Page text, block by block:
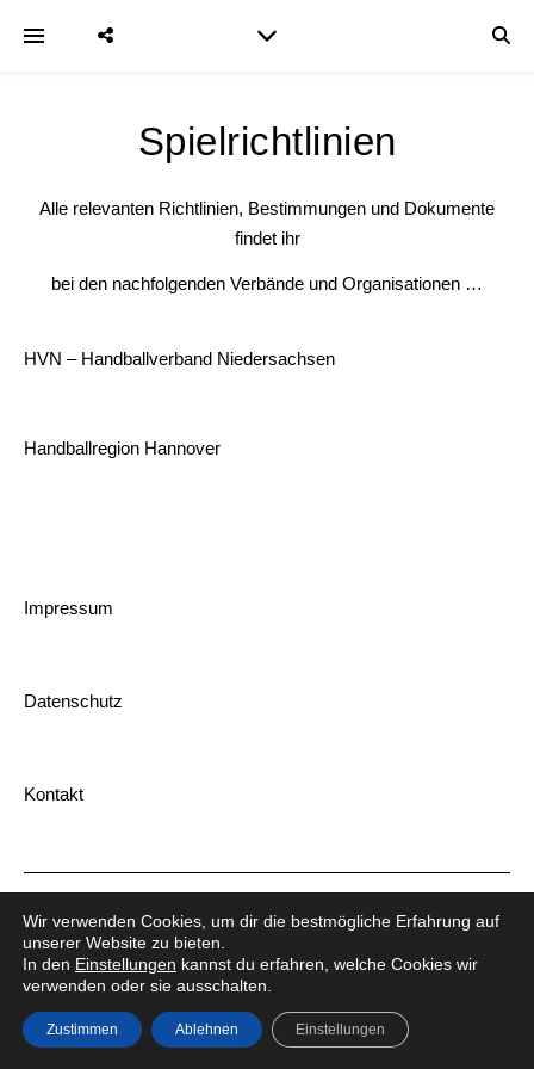
Spielrichtlinien
Alle relevanten Richtlinien, Bestimmungen und Dokumente
findet ihr
bei den nachfolgenden Verbände und Organisationen …
HVN – Handballverband Niedersachsen
Handballregion Hannover
Impressum
Datenschutz
Kontakt
© HSG Laatzen-Rethen 2026
Wir verwenden Cookies, um dir die bestmögliche Erfahrung auf
unserer Website zu bieten.
In den Einstellungen kannst du erfahren, welche Cookies wir
verwenden oder sie ausschalten.
Zustimmen Ablehnen Einstellungen